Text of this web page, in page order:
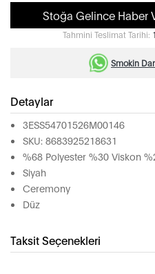
Stoğa Gelince Haber
Tahmini Teslimat Tarihi:
Smokin
Detaylar
3ESS54701526M00146
SKU: 8683925218631
%68 Polyester %30 Viskon
Siyah
Ceremony
Düz
Taksit Seçenekleri